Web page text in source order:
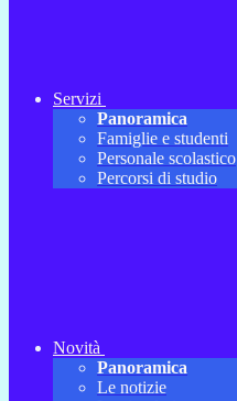
Servizi
Panoramica
Famiglie e studenti
Personale scolastico
Percorsi di studio
Novità
Panoramica
Le notizie